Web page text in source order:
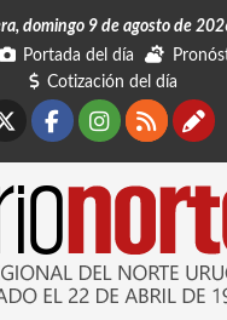
domingo 9 de agosto de
Portada del día
Cotización del día
Facebook
RSS